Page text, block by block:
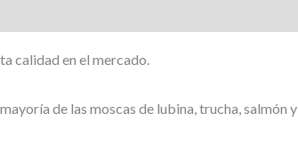
calidad en el mercado.
de las moscas de lubina, trucha, salmón y